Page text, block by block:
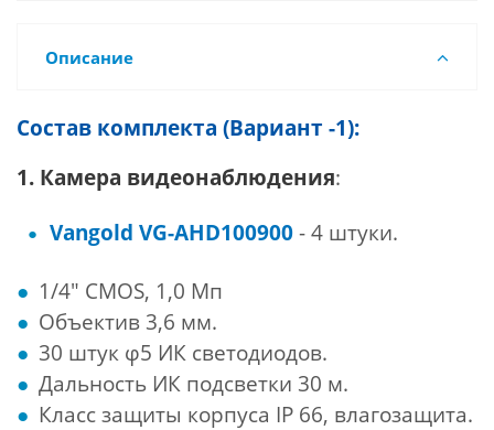
Описание
Состав комплекта (Вариант -1):
1. Камера видеонаблюдения:
Vangold VG-AHD100900 - 4 штуки.
1/4" CMOS, 1,0 Мп
Объектив 3,6 мм.
30 штук φ5 ИК светодиодов.
Дальность ИК подсветки 30 м.
Класс защиты корпуса IP 66, влагозащита.